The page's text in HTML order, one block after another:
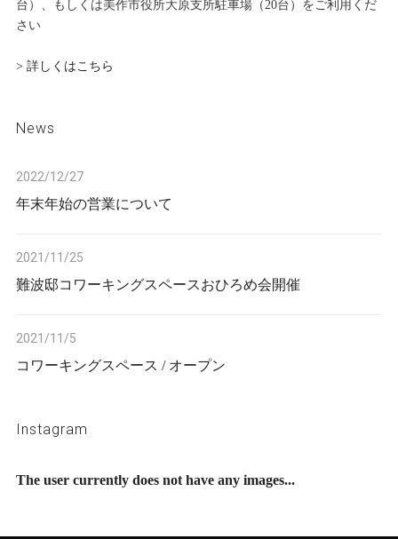
台）、もしくは美作市役所大原支所駐車場（20台）をご利用くだ
さい
> 詳しくはこちら
News
2022/12/27
年末年始の営業について
2021/11/25
難波邸コワーキングスペースおひろめ会開催
2021/11/5
コワーキングスペース / オープン
Instagram
The user currently does not have any images...